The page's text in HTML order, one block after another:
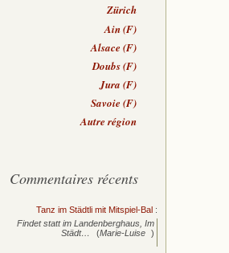
Zürich
Ain (F)
Alsace (F)
Doubs (F)
Jura (F)
Savoie (F)
Autre région
Commentaires récents
Tanz im Städtli mit Mitspiel-Bal :
Findet statt im Landenberghaus, Im
Städt…
(Marie-Luise )